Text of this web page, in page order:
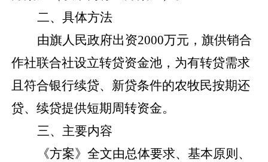
二、具体方法
由旗人民政府出资2000万元，旗供销合
作社联合社设立转贷资金池， 为有转贷需求
且符合银行续贷、新贷条件的农牧民按期还
贷、续贷提供短期周转资金。
三、主要内容
《方案》全文由总体要求、基本原则、